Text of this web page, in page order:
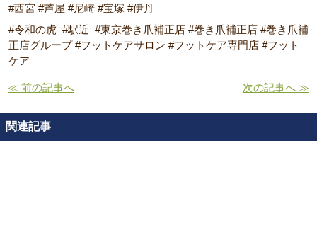
#西宮 #芦屋 #尼崎 #宝塚 #伊丹
#令和の虎 #駅近 #東京巻き爪補正店 #巻き爪補正店 #巻き爪補
正店グループ #フットケアサロン #フットケア専門店 #フット
ケア
≪ 前の記事へ 次の記事へ ≫
関連記事